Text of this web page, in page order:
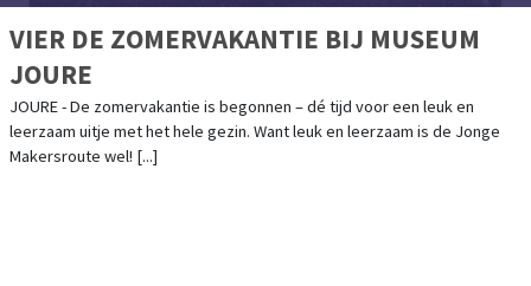
VIER DE ZOMERVAKANTIE BIJ MUSEUM
JOURE
JOURE - De zomervakantie is begonnen – dé tijd voor een leuk en
leerzaam uitje met het hele gezin. Want leuk en leerzaam is de Jonge
Makersroute wel! [...]